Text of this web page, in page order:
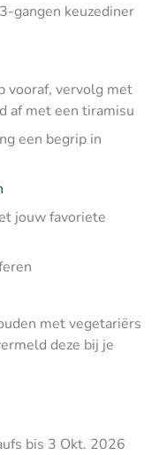
gangen keuzediner
vooraf, vervolg met
af met een tiramisu
een begrip in
jouw favoriete
met vegetariërs
deze bij je
bis 3 Okt. 2026